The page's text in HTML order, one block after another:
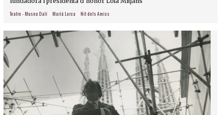
Teatre - Museu Dalí Marià Lorca Nit dels Amics